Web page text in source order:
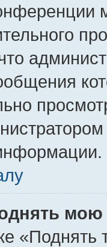
мою
«Поднять